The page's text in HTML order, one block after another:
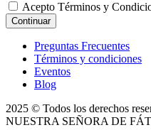
Acepto Términos y
Continuar
Preguntas Frecuentes
Términos y condiciones
Eventos
Blog
2025 © Todos los derechos
NUESTRA SEÑORA DE